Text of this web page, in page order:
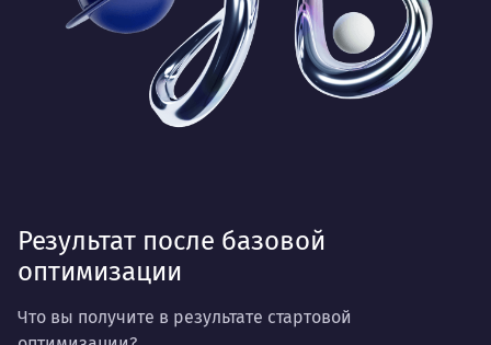
Результат после базовой
оптимизации
Что вы получите в результате стартовой